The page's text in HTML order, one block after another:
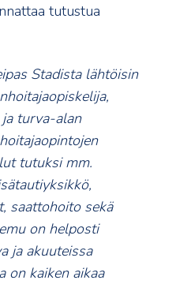
tutustua
Stadista lähtöisin
turva-alan
tutuksi mm.
saattohoito sekä
on helposti
ja akuuteissa
on kaiken aikaa